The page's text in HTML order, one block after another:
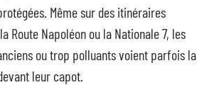
Même sur des itinéraires
Route Napoléon ou la Nationale 7, les
ou trop polluants voient parfois la
leur capot.